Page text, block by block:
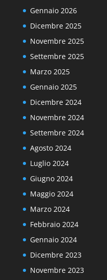
Gennaio 2026
Dicembre 2025
Novembre 2025
Settembre 2025
Marzo 2025
Gennaio 2025
Dicembre 2024
Novembre 2024
Settembre 2024
Agosto 2024
Luglio 2024
Giugno 2024
Maggio 2024
Marzo 2024
Febbraio 2024
Gennaio 2024
Dicembre 2023
Novembre 2023